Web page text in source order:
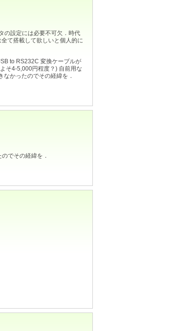
の設定には必要不可欠．時代
て搭載して欲しいと個人的に
to RS232C 変換ケーブルが
そ4-5,000円程度？) 自前用な
かったのでその経緯を．
でその経緯を．